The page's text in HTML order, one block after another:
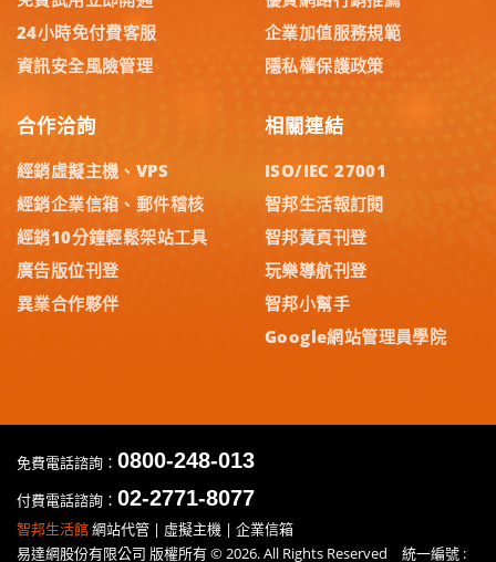
24小時免付費客服
資訊安全風險管理
企業加值服務規範
隱私權保護政策
合作洽詢
經銷虛擬主機、VPS
經銷企業信箱、郵件稽核
經銷10分鐘輕鬆架站工具
廣告版位刊登
異業合作夥伴
相關連結
ISO/IEC 27001
智邦生活報訂閱
智邦黃頁刊登
玩樂導航刊登
智邦小幫手
Google網站管理員學院
免費電話諮詢： 0800-248-013
付費電話諮詢： 02-2771-8077
智邦生活館網站代管 | 虛擬主機 | 企業信箱
易達網股份有限公司 版權所有 © 2026. All Rights Reserved 統一編號 :